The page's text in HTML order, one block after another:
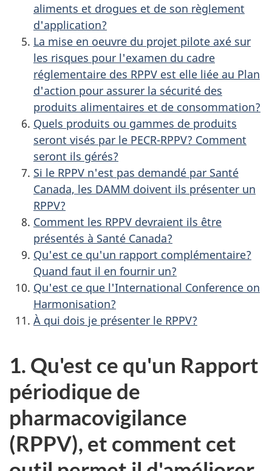
aliments et drogues et de son règlement
d'application?
La mise en oeuvre du projet pilote axé sur
les risques pour l'examen du cadre
réglementaire des RPPV est elle liée au Plan
d'action pour assurer la sécurité des
produits alimentaires et de consommation?
Quels produits ou gammes de produits
seront visés par le PECR-RPPV? Comment
seront ils gérés?
Si le RPPV n'est pas demandé par Santé
Canada, les DAMM doivent ils présenter un
RPPV?
Comment les RPPV devraient ils être
présentés à Santé Canada?
Qu'est ce qu'un rapport complémentaire?
Quand faut il en fournir un?
Qu'est ce que l'International Conference on
Harmonisation?
À qui dois je présenter le RPPV?
1. Qu'est ce qu'un Rapport
périodique de
pharmacovigilance
(RPPV), et comment cet